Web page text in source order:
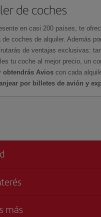
de coches
en casi 200 países, te
de coches de alquiler. Además
de ventajas exclusivas:
tu coche al mejor precio, un
obtendrás Avios con cada
por billetes de avión y
más